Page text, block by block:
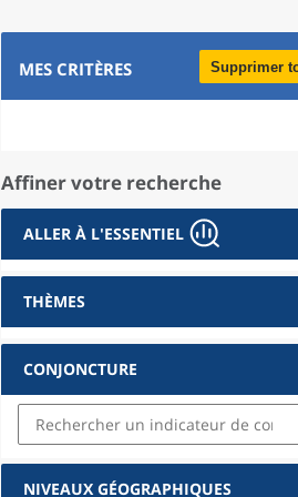
MES CRITÈRES Supprimer
Affiner votre recherche
ALLER À L'ESSENTIEL
THÈMES
CONJONCTURE
NIVEAUX GÉOGRAPHIQUES